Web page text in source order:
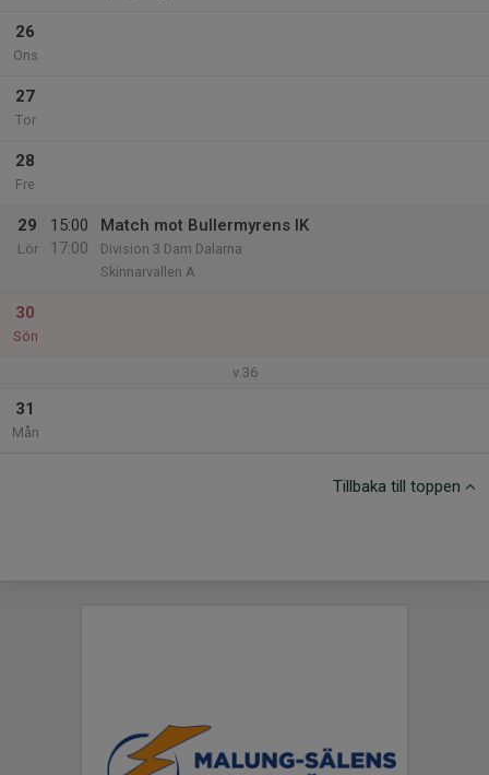
26
Ons
27
Tor
28
Fre
29
Lör
15:00
17:00
Match mot Bullermyrens IK
Division 3 Dam Dalarna
Skinnarvallen A
30
Sön
v.36
31
Mån
Tillbaka till toppen